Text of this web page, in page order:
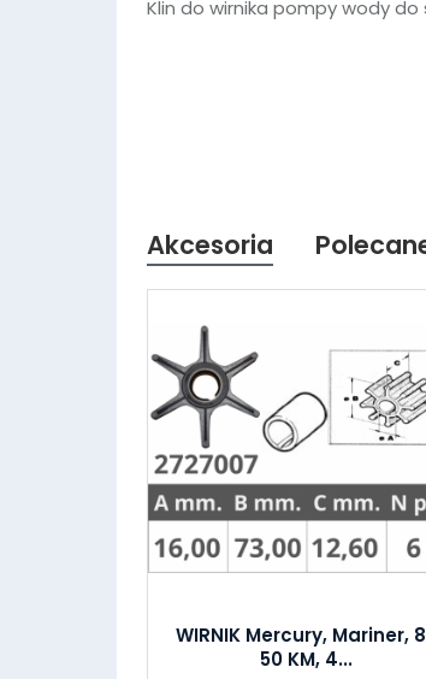
Klin do wirnika pompy wody do
Akcesoria
WIRNIK Mercury, Mariner,
50 KM, 4...